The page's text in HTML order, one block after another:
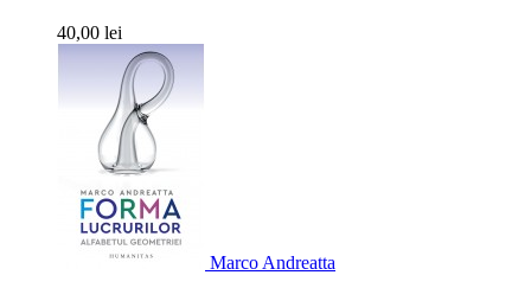
40,00 lei
Marco Andreatta